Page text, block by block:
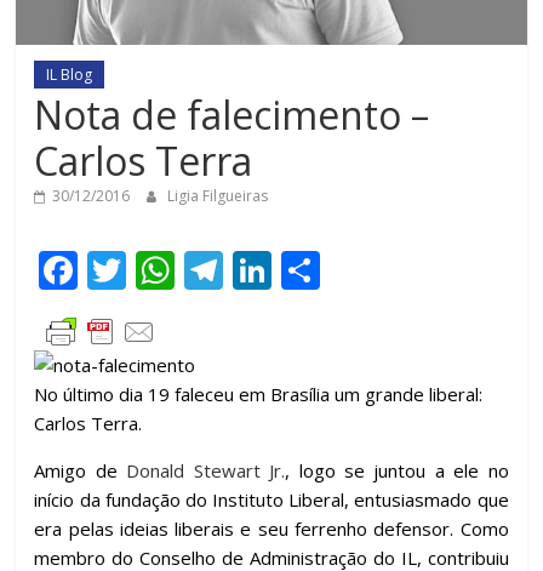
IL Blog
Nota de falecimento –
Carlos Terra
30/12/2016 Ligia Filgueiras
F
ac
e
b
o
o
k
T
w
itt
er
W
at
s
p
p
T
gr
m
Li
e
n
p
til
h
ar
No último dia 19 faleceu em Brasília um grande liberal:
Carlos Terra.
Amigo de Donald Stewart Jr., logo se juntou a ele no
início da fundação do Instituto Liberal, entusiasmado que
era pelas ideias liberais e seu ferrenho defensor. Como
membro do Conselho de Administração do IL, contribuiu